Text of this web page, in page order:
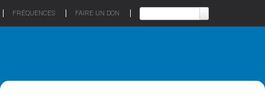
FRÉQUENCES FAIRE UN DON